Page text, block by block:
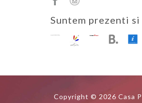
Suntem prezenti si
Copyright © 2026 Casa